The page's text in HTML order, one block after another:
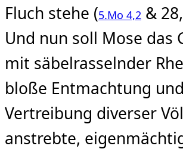
Fluch stehe (5.Mo 4,2 &
Und nun soll Mose das
mit säbelrasselnder
bloße Entmachtung und
Vertreibung diverser
anstrebte,